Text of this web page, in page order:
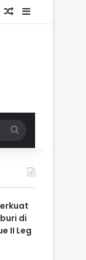
In
Random Article
Sidebar
for
di
II Leg